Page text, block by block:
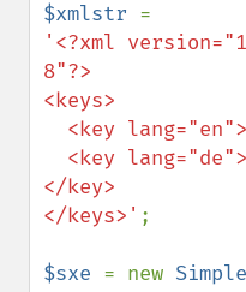
$xmlstr
'<?xml
8"?>
<keys>
</key>
</keys>' ;
$sxe = new